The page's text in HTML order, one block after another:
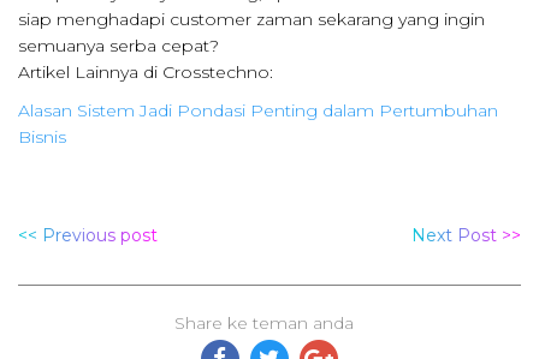
siap menghadapi customer zaman sekarang yang ingin
semuanya serba cepat?
Artikel Lainnya di Crosstechno:
Alasan Sistem Jadi Pondasi Penting dalam Pertumbuhan
Bisnis
<< Previous post Next Post >>
Share ke teman anda